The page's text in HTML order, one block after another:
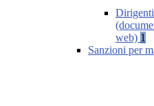
web) 1
Sanzioni per